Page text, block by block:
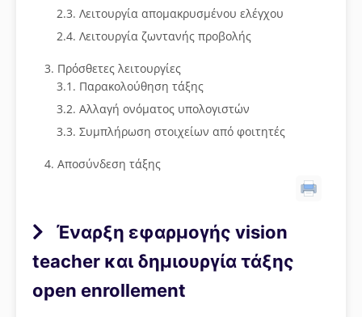
Λειτουργία απομακρυσμένου ελέγχου
Λειτουργία ζωντανής προβολής
Πρόσθετες λειτουργίες
Παρακολούθηση τάξης
Αλλαγή ονόματος υπολογιστών
Συμπλήρωση στοιχείων από φοιτητές
Αποσύνδεση τάξης
Έναρξη εφαρμογής vision
teacher και δημιουργία τάξης
open enrollement